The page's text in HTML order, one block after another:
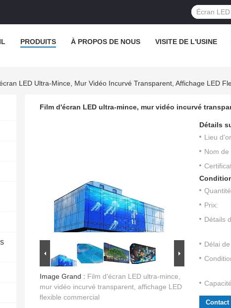
PRODUITS À PROPOS DE NOUS VISITE DE L'USINE
LED Ultra-Mince, Mur Vidéo Incurvé Transparent, Affichage LED
Film d'écran LED ultra-mince, mur vidéo incurvé
Image Grand : Film d'écran LED ultra-mince,
mur vidéo incurvé transparent, affichage LED
flexible commercial
Détails
Lieu
Nom de
Prix:
Détails
Délai
Contact